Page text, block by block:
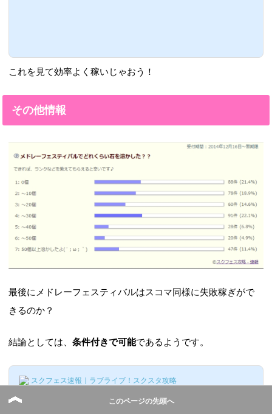
これを見て効率よく稼いじゃおう！
その他情報
最後にメドレーフェスティバルはスコマ同様に失敗稼ぎがで
きるのか？
結論としては、条件付きで可能であるようです。
スクフェス速報｜ラブライブ！スクスタ攻略
ラブライブ!スクフェス メドレ
このページの先頭へ